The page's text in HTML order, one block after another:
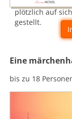
plötzlich auf
gestellt.
Eine
bis zu 18